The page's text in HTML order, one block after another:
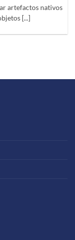
artefactos nativos
[...]